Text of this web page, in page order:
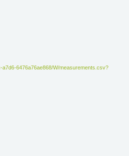
6476a76ae868/W/measurements.csv?